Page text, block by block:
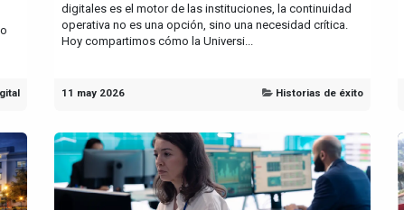
digitales es el motor de las instituciones, la continuidad
operativa no es una opción, sino una necesidad crítica.
Hoy compartimos cómo la Universi...
11 may 2026 Historias de éxito